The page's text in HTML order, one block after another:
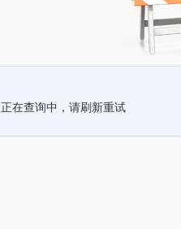
正在查询中，请刷新重试